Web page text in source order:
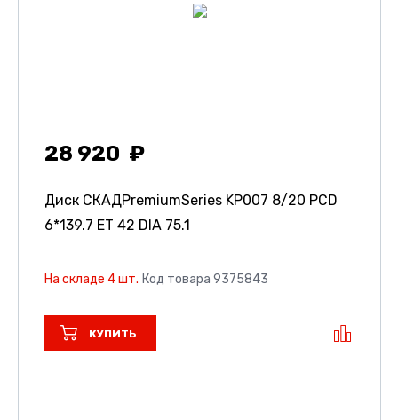
28 920
Диск СКАДPremiumSeries KP007 8/20 PCD
6*139.7 ET 42 DIA 75.1
На складе 4 шт. Код товара 9375843
КУПИТЬ